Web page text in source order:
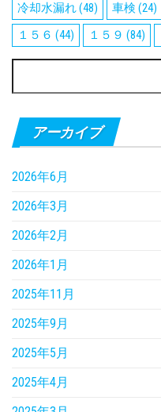
冷却水漏れ(48) 車検 (24)
１５６ (44) １５９ (84)
索:
アーカイブ
2026年6月
2026年3月
2026年2月
2026年1月
2025年11月
2025年9月
2025年5月
2025年4月